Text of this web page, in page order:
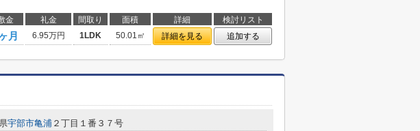
金 礼金 間取り 面積 詳細
検討リスト
月 6.95万円 1LDK 50.01㎡ 詳細を見る 追加する
宇部市亀浦 ２丁目１番３７号